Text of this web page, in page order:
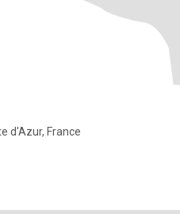
d'Azur, France